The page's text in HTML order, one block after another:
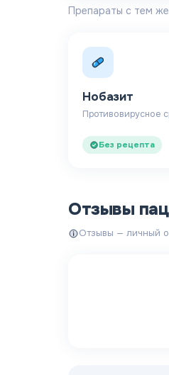
Препараты с тем
Нобазит
Противовирусное
Без рецепта
Отзывы
Отзывы — личный